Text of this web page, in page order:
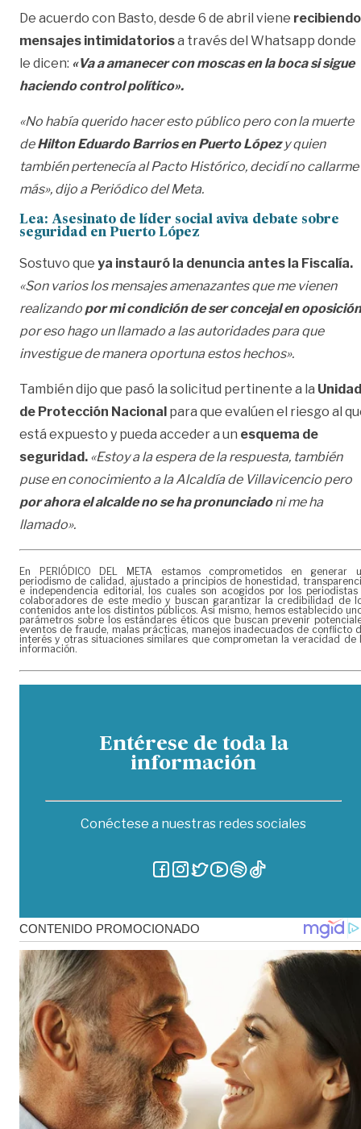
De acuerdo con Basto, desde 6 de abril viene recibiendo
mensajes intimidatoriosa través del Whatsapp donde
le dicen: «Va a amanecer con moscas en la boca si sigue
haciendo control político».
«No había querido hacer esto público pero con la muerte
deHilton Eduardo Barrios en Puerto Lópezy quien
también pertenecía al Pacto Histórico, decidí no callarme
más», dijo a Periódico del Meta.
Lea: Asesinato de líder social aviva debate sobre
seguridad en Puerto López
Sostuvo que ya instauró la denuncia antes la Fiscalía.
«Son varios los mensajes amenazantes que me vienen
realizando por mi condición de ser concejal en
por eso hago un llamado a las autoridades para que
investigue de manera oportuna estos hechos».
También dijo que pasó la solicitud pertinente a la Unidad
de Protección Nacional para que evalúen el riesgo al
está expuesto y pueda acceder a un esquema de
seguridad. «Estoy a la espera de la respuesta, también
puse en conocimiento a la Alcaldía de Villavicencio pero
por ahora el alcalde no se ha pronunciadoni me ha
llamado».
En PERIÓDICO DEL META estamos comprometidos en generar
periodismo de calidad, ajustado a principios de honestidad,
e independencia editorial, los cuales son acogidos por los periodistas
colaboradores de este medio y buscan garantizar la credibilidad de
contenidos ante los distintos públicos. Así mismo, hemos establecido
parámetros sobre los estándares éticos que buscan prevenir
eventos de fraude, malas prácticas, manejos inadecuados de conflicto
interés y otras situaciones similares que comprometan la veracidad de
información.
Entérese de toda la
información
Conéctese a nuestras redes sociales